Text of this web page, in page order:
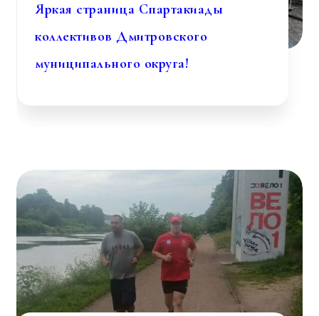
Яркая страница Спартакиады
коллективов Дмитровского
муниципального округа!